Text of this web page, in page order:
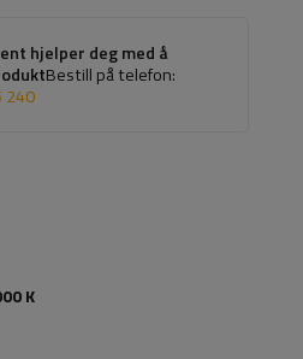
hjelper deg med å
Bestill på telefon:
240
K